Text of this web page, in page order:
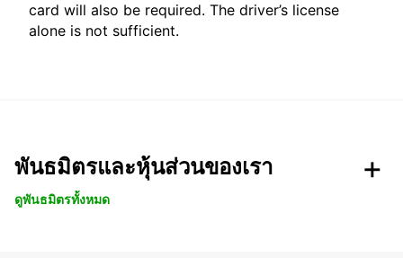
card will also be required. The driver’s license
alone is not sufficient.
พันธมิตรและหุ้นส่วนของเรา
ดูพันธมิตรทั้งหมด